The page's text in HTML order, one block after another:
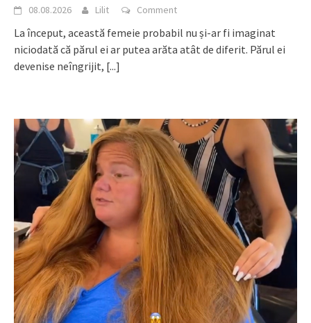
08.08.2026 Lilit Comment
La început, această femeie probabil nu și-ar fi imaginat
niciodată că părul ei ar putea arăta atât de diferit. Părul ei
devenise neîngrijit, [...]